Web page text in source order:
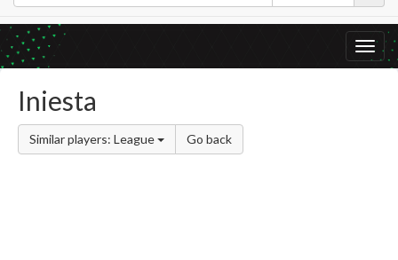
Iniesta
Similar players: League Go back